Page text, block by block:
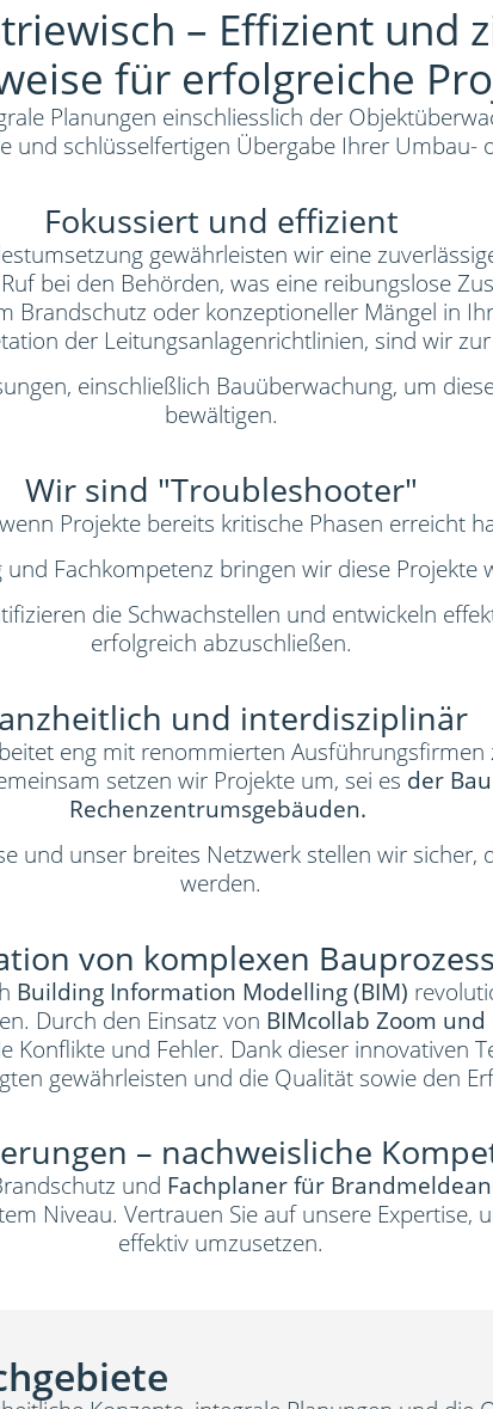
– Effizient und
für erfolgreiche
Planungen einschliesslich der
und schlüsselfertigen Übergabe Ihrer Umbau-
Fokussiert und effizient
gewährleisten wir eine
bei den Behörden, was eine reibungslose
Brandschutz oder konzeptioneller Mängel in
der Leitungsanlagenrichtlinien, sind wir zur
einschließlich Bauüberwachung, um
bewältigen.
Wir sind "Troubleshooter"
Projekte bereits kritische Phasen erreicht
Fachkompetenz bringen wir diese Projekte
die Schwachstellen und entwickeln
erfolgreich abzuschließen.
und interdisziplinär
eng mit renommierten
setzen wir Projekte um, sei es der
Rechenzentrumsgebäuden.
und unser breites Netzwerk stellen wir sicher,
werden.
von komplexen
Building Information Modelling (BIM)
Durch den Einsatz von BIMcollab Zoom
und Fehler. Dank dieser innovativen
gewährleisten und die Qualität sowie den
– nachweisliche
und Fachplaner für
Niveau. Vertrauen Sie auf unsere
effektiv umzusetzen.